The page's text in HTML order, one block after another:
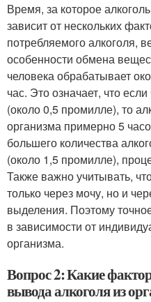
Время, за которое
зависит от нескольких
потребляемого алкоголя,
особенности обмена
человека обрабатывает
час. Это означает, что
(около 0,5 промилле), то
организма примерно 5
большего количества
(около 1,5 промилле),
Также важно учитывать,
только через мочу, но и
выделения. Поэтому
в зависимости от
организма.
Вопрос 2: Какие
вывода алкоголя из